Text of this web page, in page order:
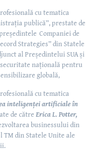
cu tematica
publică”,prestate de
Companiei de
Strategies” din Statele
al Președintelui SUA și
națională pentru
globală,
cu tematica
inteligenței artificiale în
de către Erica L. Potter,
businеssului din
ТМ din Statele Unite ale